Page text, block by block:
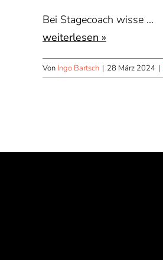
Bei Stagecoach wisse ...
weiterlesen »
Von Ingo Bartsch | 28 März 2024 |